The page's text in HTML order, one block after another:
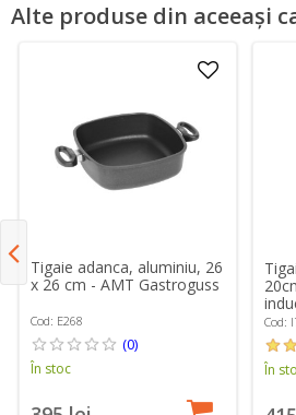
Alte produse din aceeași
Tigaie adanca, aluminiu, 26
x 26 cm - AMT Gastroguss
Cod: E268
(0)
În stoc
Cod:
În